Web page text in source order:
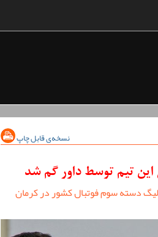
نسخه‌ی قابل چاپ
تیم توسط داور گم شد
دسته سوم فوتبال کشور در کرمان